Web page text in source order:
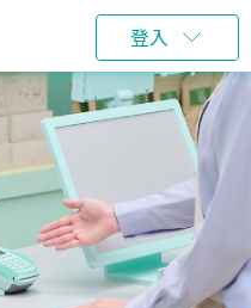
登入